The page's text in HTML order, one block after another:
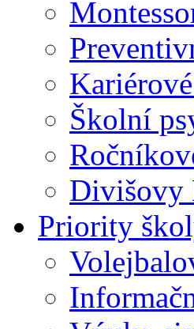
Školní
Divišovy
Priority